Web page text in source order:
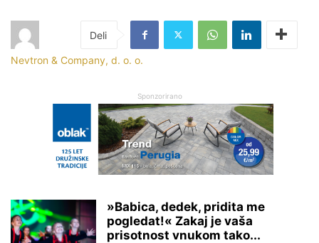
Nevtron & Company, d. o. o.
Sponzorirano
»Babica, dedek, pridita me
pogledat!« Zakaj je vaša
prisotnost vnukom tako...